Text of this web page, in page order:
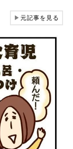
▶元記事を見る